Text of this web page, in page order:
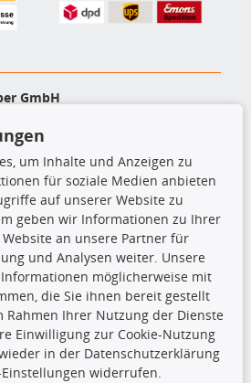
GmbH
um Inhalte und Anzeigen zu
für soziale Medien anbieten
auf unserer Website zu
geben wir Informationen zu Ihrer
an unsere Partner für
und Analysen weiter. Unsere
möglicherweise mit
die Sie ihnen bereit gestellt
Rahmen Ihrer Nutzung der Dienste
Einwilligung zur Cookie-Nutzung
in der Datenschutzerklärung
widerrufen.